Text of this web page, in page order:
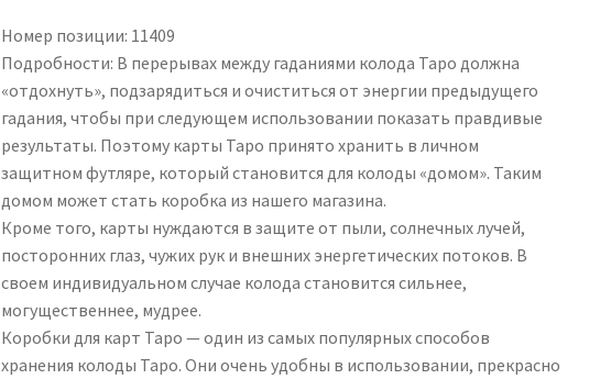
Номер позиции: 11409
Подробности: В перерывах между гаданиями колода Таро должна
«отдохнуть», подзарядиться и очиститься от энергии предыдущего
гадания, чтобы при следующем использовании показать правдивые
результаты. Поэтому карты Таро принято хранить в личном
защитном футляре, который становится для колоды «домом». Таким
домом может стать коробка из нашего магазина.
Кроме того, карты нуждаются в защите от пыли, солнечных лучей,
посторонних глаз, чужих рук и внешних энергетических потоков. В
своем индивидуальном случае колода становится сильнее,
могущественнее, мудрее.
Коробки для карт Таро — один из самых популярных способов
хранения колоды Таро. Они очень удобны в использовании, прекрасно